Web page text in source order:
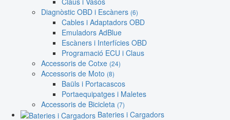
Diagnòstic OBD i Escàners (6)
Cables i Adaptadors OBD
Emuladors AdBlue
Escàners i Interfícies OBD
Programació ECU i Claus
Accessoris de Cotxe (24)
Accessoris de Moto (8)
Baüls i Portacascos
Portaequipatges i Maletes
Accessoris de Bicicleta (7)
Bateries i Cargadors